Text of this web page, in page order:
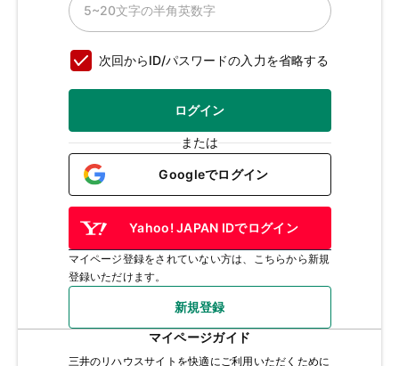
次回からID/パスワードの入力を省略する
ログイン
または
Googleでログイン
Yahoo! JAPAN IDでログイン
マイページ登録をされていない方は、こちらから新規
登録いただけます。
新規登録
マイページガイド
三井のリハウスサイトを快適にご利用いただくために